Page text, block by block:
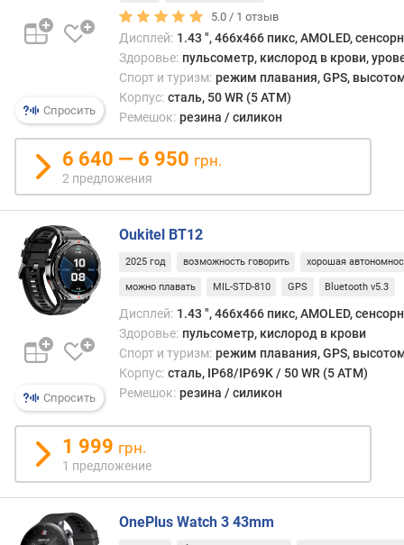
т
и
т
ц
ы
я
р
к
о
с
ь
(
и
т
щ
и
Спросить
5.0 / 1 отзыв
Дисплей: 1.43 ", 466x466 пикс, AMOLED,
Здоровье: пульсометр, кислород в крови,
Спорт и туризм: режим плавания, GPS,
Корпус: сталь, 50 WR (5 ATM)
Ремешок: резина / силикон
6 640 — 6 950 грн.
2 предложения
Спросить
Oukitel BT12
2025 год возможность говорить хорошая
можно плавать MIL-STD-810 GPS Bluetooth v5.3
Дисплей: 1.43 ", 466x466 пикс, AMOLED,
Здоровье: пульсометр, кислород в крови
Спорт и туризм: режим плавания, GPS,
Корпус: сталь, IP68/IP69K / 50 WR (5 ATM)
Ремешок: резина / силикон
1 999 грн.
1 предложение
OnePlus Watch 3 43mm